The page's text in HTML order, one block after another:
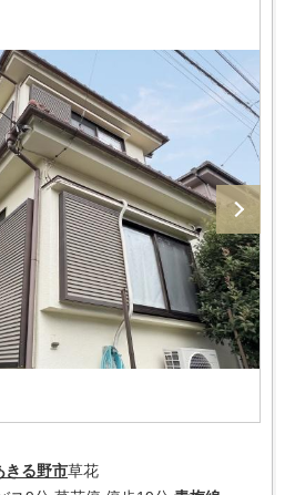
きる野市草花